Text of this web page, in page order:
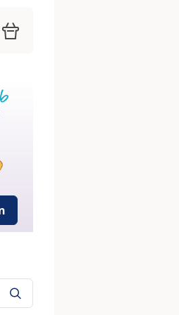
Mein Babyclub
Warenkorb